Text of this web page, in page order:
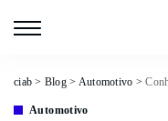
ciab > Blog > Automotivo >
Automotivo